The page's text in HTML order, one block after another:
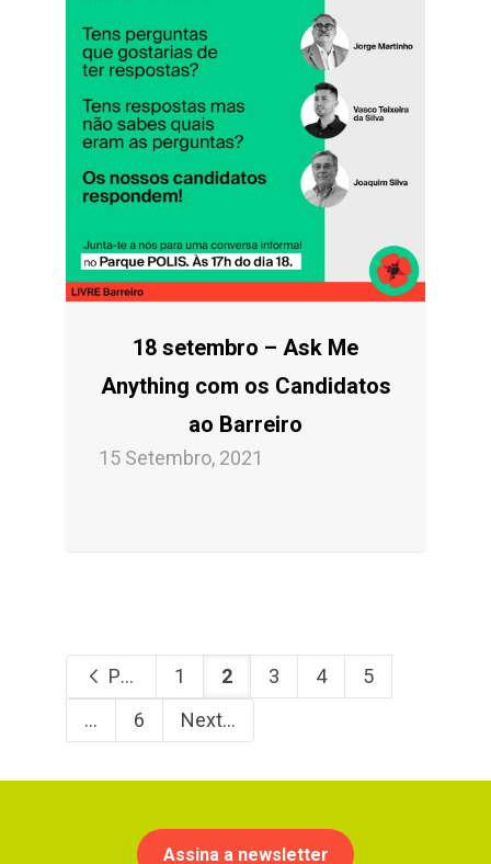
18 setembro – Ask Me
Anything com os Candidatos
ao Barreiro
15 Setembro, 2021
Previous 1 2 3 4
5
...
6 Next
Assina a newsletter